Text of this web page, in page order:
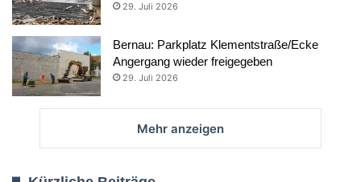
29. Juli 2026
Bernau: Parkplatz Klementstraße/Ecke
Angergang wieder freigegeben
29. Juli 2026
Mehr anzeigen